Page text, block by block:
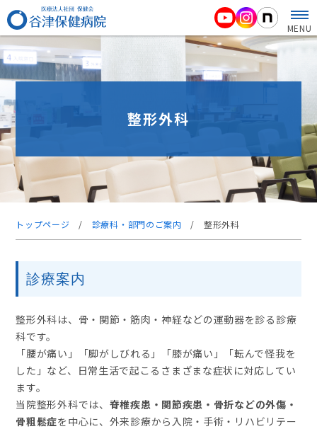
MENU
整形外科
トップページ / 診療科・部門のご案内 / 整形外科
診療案内
整形外科は、骨・関節・筋肉・神経などの運動器を診る診療
科です。
「腰が痛い」「脚がしびれる」「膝が痛い」「転んで怪我を
した」など、日常生活で起こるさまざまな症状に対応してい
ます。
当院整形外科では、 脊椎疾患・関節疾患・骨折などの外傷・
骨粗鬆症を中心に、外来診療から入院・手術・リハビリテー